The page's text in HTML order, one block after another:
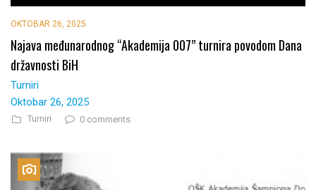
OKTOBAR 26, 2025
Najava međunarodnog “Akademija 007” turnira povodom Dana
državnosti BiH
Turniri
Oktobar 26, 2025
Turniri 0 comments